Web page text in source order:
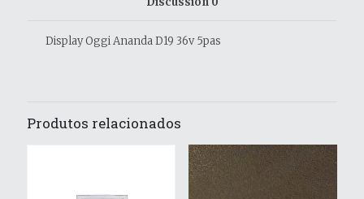
Display Oggi Ananda D19 36v 5pas
Produtos relacionados